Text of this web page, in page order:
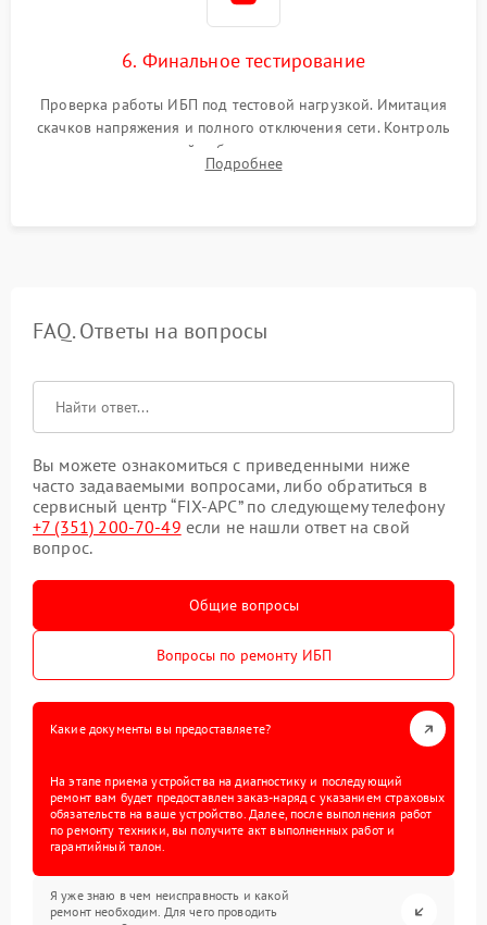
6. Финальное тестирование
Проверка работы ИБП под тестовой нагрузкой. Имитация
скачков напряжения и полного отключения сети. Контроль
времени автономной работы, температурного режима и
корректности формы выходного сигнала.
Подробнее
FAQ. Ответы на вопросы
Вы можете ознакомиться с приведенными ниже
часто задаваемыми вопросами, либо обратиться в
сервисный центр “FIX-APC” по следующему телефону
+7 (351) 200-70-49 если не нашли ответ на свой
вопрос.
Общие вопросы
Вопросы по ремонту ИБП
Какие документы вы предоставляете?
На этапе приема устройства на диагностику и последующий
ремонт вам будет предоставлен заказ-наряд с указанием страховых
обязательств на ваше устройство. Далее, после выполнения работ
по ремонту техники, вы получите акт выполненных работ и
гарантийный талон.
Я уже знаю в чем неисправность и какой
ремонт необходим. Для чего проводить